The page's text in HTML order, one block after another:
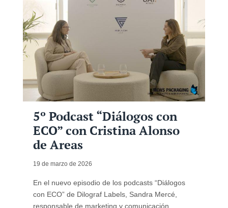
5º Podcast “Diálogos con
ECO” con Cristina Alonso
de Areas
19 de marzo de 2026
En el nuevo episodio de los podcasts “Diálogos
con ECO” de Dilograf Labels, Sandra Mercé,
responsable de marketing y comunicación,